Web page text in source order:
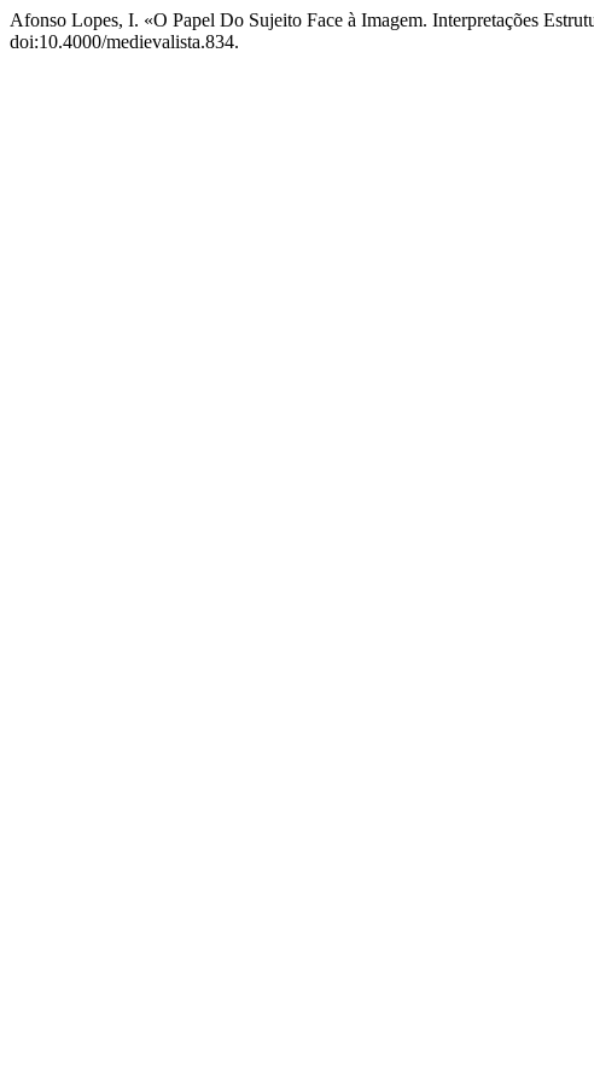
Afonso Lopes, I. «O Papel Do Sujeito Face à Imagem. Interpretações
doi:10.4000/medievalista.834.